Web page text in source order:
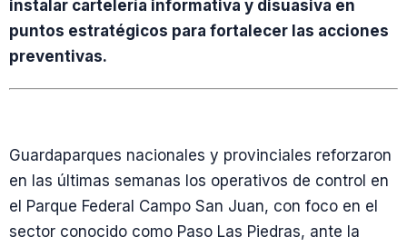
instalar cartelería informativa y disuasiva en
puntos estratégicos para fortalecer las acciones
preventivas.
Guardaparques nacionales y provinciales reforzaron
en las últimas semanas los operativos de control en
el Parque Federal Campo San Juan, con foco en el
sector conocido como Paso Las Piedras, ante la